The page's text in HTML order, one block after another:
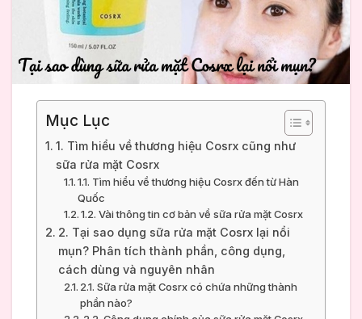
Mục Lục
1. Tìm hiểu về thương hiệu Cosrx cũng như
sữa rửa mặt Cosrx
1.1. Tìm hiểu về thương hiệu Cosrx đến từ Hàn
Quốc
1.2. Vài thông tin cơ bản về sữa rửa mặt Cosrx
2. Tại sao dụng sữa rửa mặt Cosrx lại nổi
mụn? Phân tích thành phần, công dụng,
cách dùng và nguyên nhân
2.1. Sữa rửa mặt Cosrx có chứa những thành
phần nào?